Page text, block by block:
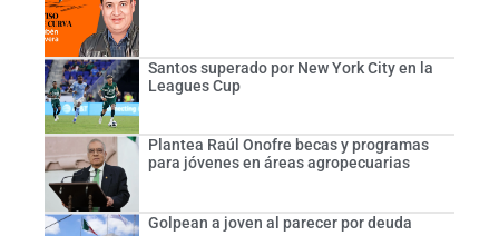
Santos superado por New York City en la
Leagues Cup
Plantea Raúl Onofre becas y programas
para jóvenes en áreas agropecuarias
Golpean a joven al parecer por deuda